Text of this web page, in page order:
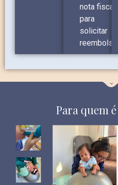
nota fiscal
para
solicitar
reembolso
Para quem